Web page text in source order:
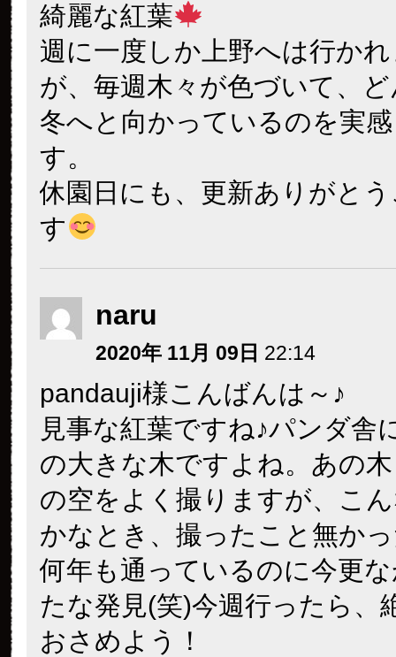
綺麗な紅葉
週に一度しか上野へは行か
が、毎週木々が色づいて、
冬へと向かっているのを実
す。
休園日にも、更新ありがと
す
naru
2020年 11月 09日 22:14
pandauji様こんばんは～♪
見事な紅葉ですね♪パンダ舎
の大きな木ですよね。あの
の空をよく撮りますが、こ
かなとき、撮ったこと無か
何年も通っているのに今更
たな発見(笑)今週行ったら、
おさめよう！